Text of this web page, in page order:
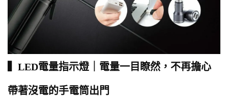
▍LED電量指示燈｜電量一目瞭然，不再擔心
帶著沒電的手電筒出門